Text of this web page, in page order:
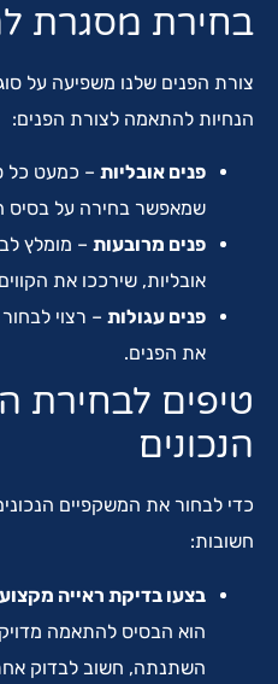
בחירת מסגרת
צורת הפנים שלנו משפיעה על
הנחיות להתאמה לצורת הפנים:
פנים אובליות – כמעט כל
שמאפשר בחירה על בסיס
פנים מרובעות – מומלץ
אובליות, שירככו את הקווים
פנים עגולות – רצוי
את הפנים.
טיפים לבחירת
הנכונים
כדי לבחור את המשקפיים
חשובות:
בצעו בדיקת ראייה
הוא הבסיס להתאמה
השתנתה, חשוב לבדוק